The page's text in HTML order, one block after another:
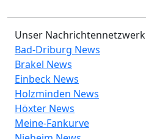
Unser Nachrichtennetzwerk
Bad-Driburg News
Brakel News
Einbeck News
Holzminden News
Höxter News
Meine-Fankurve